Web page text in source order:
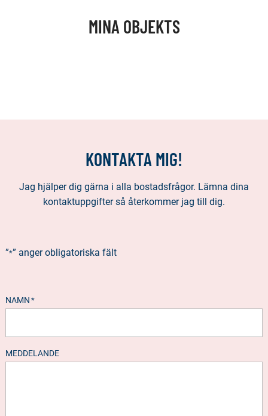
MINA OBJEKTS
KONTAKTA MIG!
Jag hjälper dig gärna i alla bostadsfrågor. Lämna dina
kontaktuppgifter så återkommer jag till dig.
”*” anger obligatoriska fält
NAMN *
MEDDELANDE